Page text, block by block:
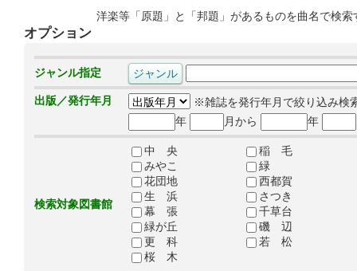
洋楽等「原題」と「邦題」があるものを曲名で検
オプション
ジャンル指定
出版／発行年月
※雑誌を発行年月で絞り込み検
年
月から 年
検索対象図書館
中 央
稲 毛
みやこ
緑
花団地
西都賀
生 浜
さつき
幕 張
千草台
緑が丘
磯 辺
更 科
若 松
桜 木